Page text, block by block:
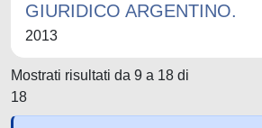
GIURIDICO ARGENTINO.
2013
Mostrati risultati da 9 a 18 di
18